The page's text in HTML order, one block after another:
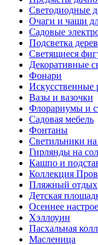
Светодиодные
Очаги и чаши
Садовые
Подсветка
Светящиеся
Декоративные
Фонари
Искусственные
Вазы и вазочки
Флорариумы и
Садовая мебель
Фонтаны
Светильники
Гирлянды на
Кашпо и
Коллекция
Пляжный отдых
Детская
Осеннее
Хэллоуин
Пасхальная
Масленица